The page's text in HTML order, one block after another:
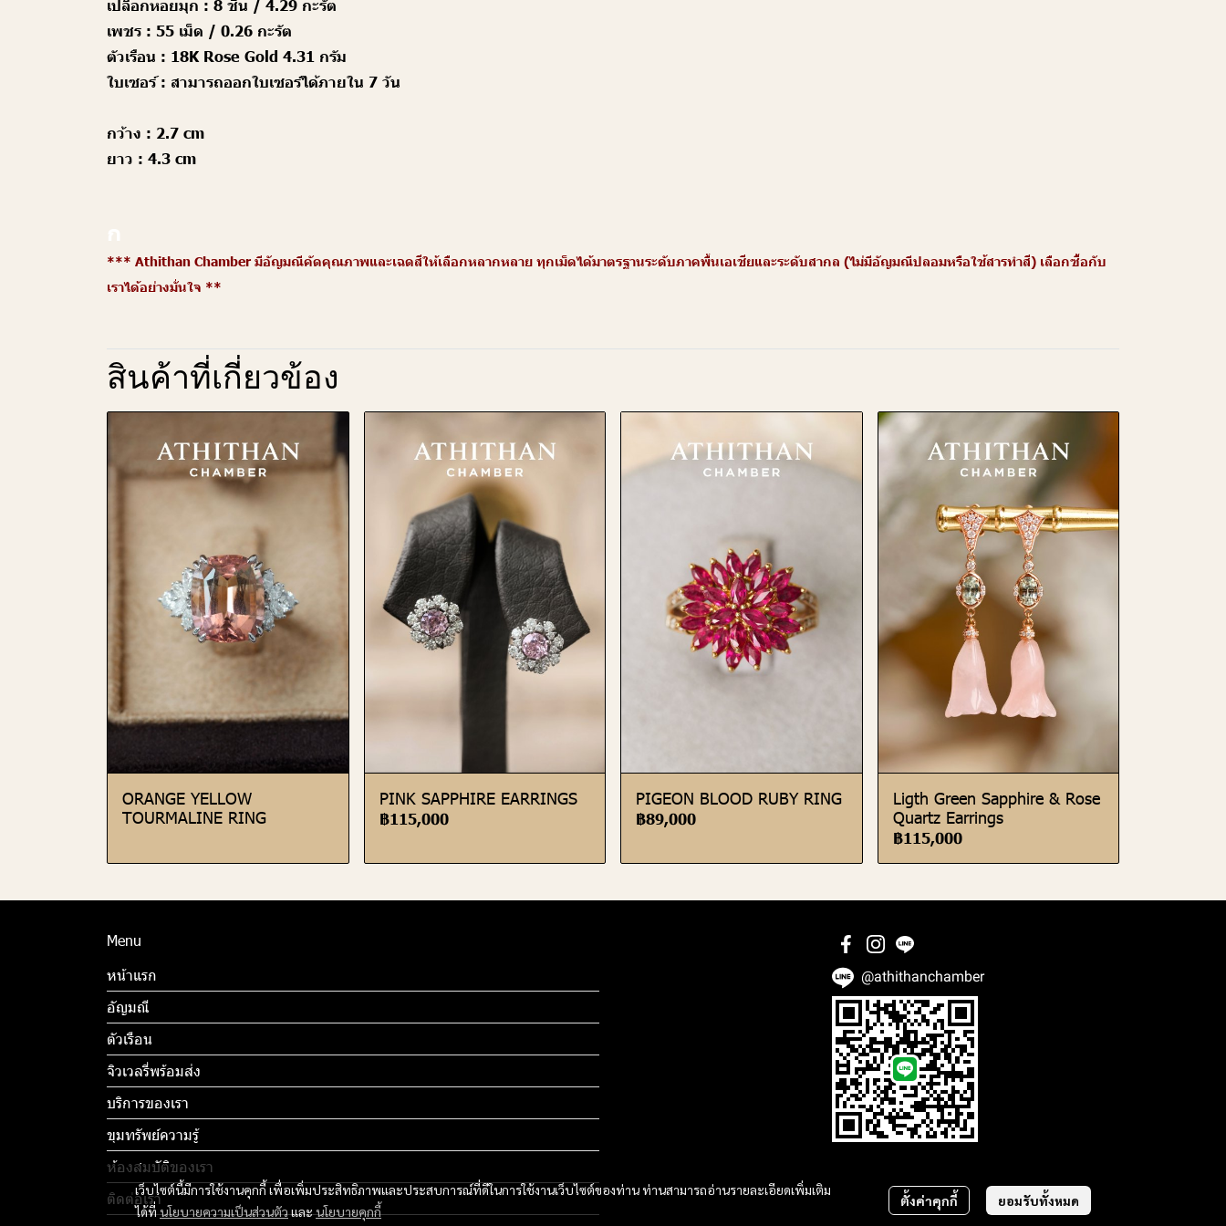
เปลือกหอยมุก : 8 ชิ้น / 4.29 กะรัต
เพชร : 55 เม็ด / 0.26 กะรัต
ตัวเรือน : 18K Rose Gold 4.31 กรัม
ใบเซอร์ : สามารถออกใบเซอร์ได้ภายใน 7 วัน
กว้าง : 2.7 cm
ยาว : 4.3 cm
*** Athithan Chamber มีอัญมณีคัดคุณภาพและเฉดสีให้เลือกหลากหลาย ทุกเม็ดได้มาตรฐานระดับภาคพื้นเอเชียและระดับสากล (ไม่มีอัญมณีปลอมหรือใช้สารทำสี) เลือกซื้อกับ
เราได้อย่างมั่นใจ **
สินค้าที่เกี่ยวข้อง
ORANGE YELLOW
TOURMALINE RING
PINK SAPPHIRE EARRINGS
฿115,000
PIGEON BLOOD RUBY RING
฿89,000
Ligth Green Sapphire & Rose
Quartz Earrings
฿115,000
เว็บไซต์นี้มีการใช้งานคุกกี้ เพื่อเพิ่มประสิทธิภาพและประสบการณ์ที่ดีในการใช้งานเว็บไซต์ของท่าน ท่านสามารถอ่านรายละเอียดเพิ่มเติม
ได้ที่นโยบายความเป็นส่วนตัวและนโยบายคุกกี้
ตั้งค่าคุกกี้ ยอมรับทั้งหมด
Menu
หน้าแรก
อัญมณี
ตัวเรือน
จิวเวลรี่พร้อมส่ง
บริการของเรา
ขุมทรัพย์ความรู้
ห้องสมบัติของเรา
ติดต่อเรา
@athithanchamber